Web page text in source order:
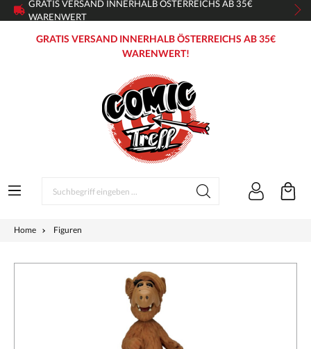
GRATIS VERSAND INNERHALB ÖSTERREICHS AB 35€
WARENWERT
GRATIS VERSAND INNERHALB ÖSTERREICHS AB 35€
WARENWERT!
Home Figuren